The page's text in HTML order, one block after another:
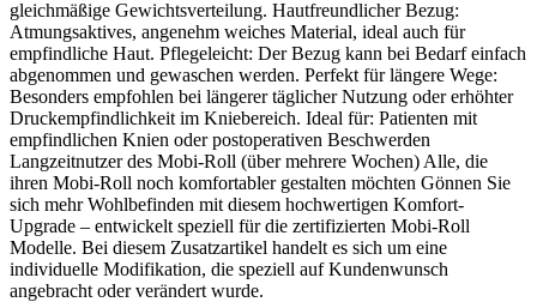
gleichmäßige Gewichtsverteilung. Hautfreundlicher Bezug:
Atmungsaktives, angenehm weiches Material, ideal auch für
empfindliche Haut. Pflegeleicht: Der Bezug kann bei Bedarf einfach
abgenommen und gewaschen werden. Perfekt für längere Wege:
Besonders empfohlen bei längerer täglicher Nutzung oder erhöhter
Druckempfindlichkeit im Kniebereich. Ideal für: Patienten mit
empfindlichen Knien oder postoperativen Beschwerden
Langzeitnutzer des Mobi-Roll (über mehrere Wochen) Alle, die
ihren Mobi-Roll noch komfortabler gestalten möchten Gönnen Sie
sich mehr Wohlbefinden mit diesem hochwertigen Komfort-
Upgrade – entwickelt speziell für die zertifizierten Mobi-Roll
Modelle. Bei diesem Zusatzartikel handelt es sich um eine
individuelle Modifikation, die speziell auf Kundenwunsch
angebracht oder verändert wurde.